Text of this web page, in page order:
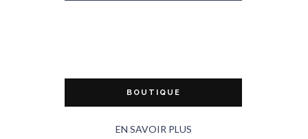
BOUTIQUE
EN SAVOIR PLUS